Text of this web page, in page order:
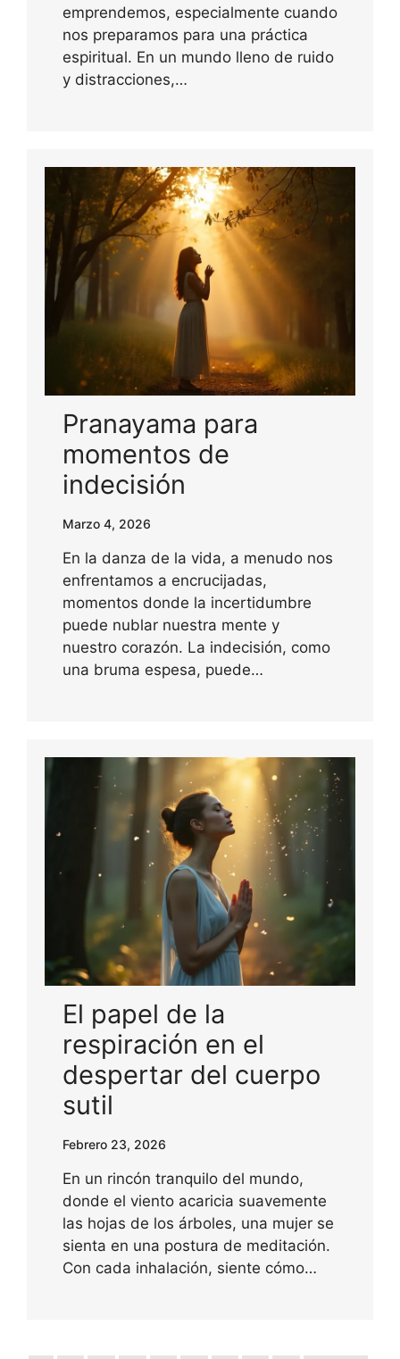
emprendemos, especialmente cuando
nos preparamos para una práctica
espiritual. En un mundo lleno de ruido
y distracciones,…
Pranayama para
momentos de
indecisión
Marzo 4, 2026
En la danza de la vida, a menudo nos
enfrentamos a encrucijadas,
momentos donde la incertidumbre
puede nublar nuestra mente y
nuestro corazón. La indecisión, como
una bruma espesa, puede…
El papel de la
respiración en el
despertar del cuerpo
sutil
Febrero 23, 2026
En un rincón tranquilo del mundo,
donde el viento acaricia suavemente
las hojas de los árboles, una mujer se
sienta en una postura de meditación.
Con cada inhalación, siente cómo…